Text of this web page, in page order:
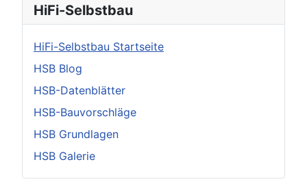
HiFi-Selbstbau
HiFi-Selbstbau Startseite
HSB Blog
HSB-Datenblätter
HSB-Bauvorschläge
HSB Grundlagen
HSB Galerie